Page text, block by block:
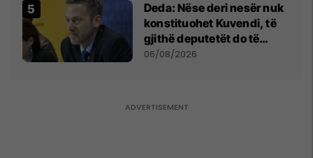
Deda: Nëse deri nesër nuk
konstituohet Kuvendi, të
gjithë deputetët do të
bëjnë shkelje të rëndë
06/08/2026